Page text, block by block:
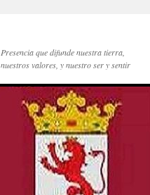
Presencia que difunde nuestra tierra,
nuestros valores, y nuestro ser y sentir